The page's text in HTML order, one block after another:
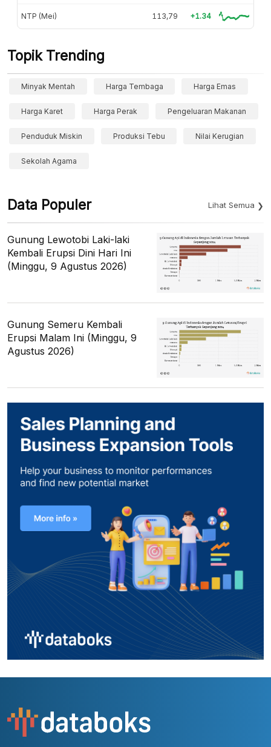
NTP (Mei) 113,79 +1.34
Topik Trending
Minyak Mentah Harga Tembaga Harga Emas
Harga Karet Harga Perak Pengeluaran Makanan
Penduduk Miskin Produksi Tebu Nilai Kerugian
Sekolah Agama
Data Populer Lihat Semua
Gunung Lewotobi Laki-laki
Kembali Erupsi Dini Hari Ini
(Minggu, 9 Agustus 2026)
Gunung Semeru Kembali
Erupsi Malam Ini (Minggu, 9
Agustus 2026)